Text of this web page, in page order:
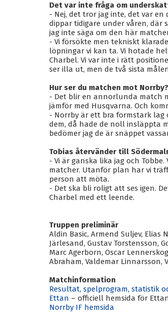
Det var inte fråga om
- Nej, det tror jag inte, det var
dippar tidigare under våren, där
jag inte säga om den här
- Vi försökte men tekniskt
löpningar vi kan ta. Vi hotade
Charbel. Vi var inte i rätt
ser illa ut, men de två sista
Hur ser du matchen mot Norrby?
- Det blir en annorlunda match
jämför med Husqvarna. Och
- Norrby är ett bra formstark lag
dem, då hade de noll insläppta
bedömer jag de är snäppet
Tobias återvänder till
- Vi är ganska lika jag och
matcher. Utanför plan har vi
person att möta.
- Det ska bli roligt att ses igen.
Charbel med ett leende.
Truppen preliminär
Aldin Basic, Armend Suljev, Elias
Järlesand, Gustav Torstensson,
Marc Agerborn, Oscar
Abraham, Valdemar Linnarsson,
Matchinformation
Resultat, spelprogram, statistik
Ettan – officiell hemsida för
Norrby IF hemsida